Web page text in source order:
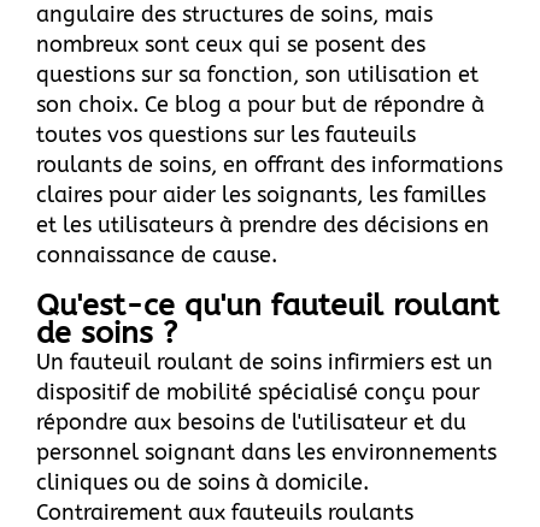
angulaire des structures de soins, mais
nombreux sont ceux qui se posent des
questions sur sa fonction, son utilisation et
son choix. Ce blog a pour but de répondre à
toutes vos questions sur les fauteuils
roulants de soins, en offrant des informations
claires pour aider les soignants, les familles
et les utilisateurs à prendre des décisions en
connaissance de cause.
Qu'est-ce qu'un fauteuil roulant
de soins ?
Un fauteuil roulant de soins infirmiers est un
dispositif de mobilité spécialisé conçu pour
répondre aux besoins de l'utilisateur et du
personnel soignant dans les environnements
cliniques ou de soins à domicile.
Contrairement aux fauteuils roulants